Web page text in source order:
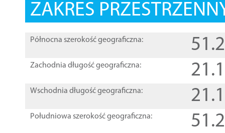
ZAKRES
Północna szerokość geograficzna:
Zachodnia długość geograficzna:
Wschodnia długość geograficzna:
Południowa szerokość geograficzna: